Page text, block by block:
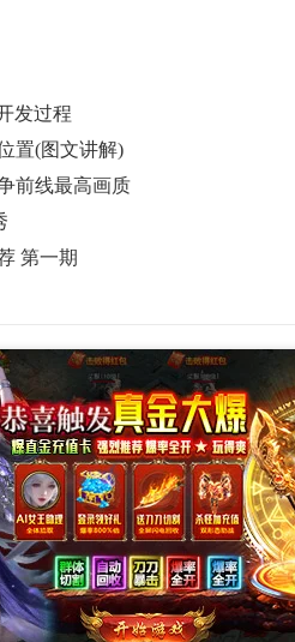
发过程
置(图文讲解)
前线最高画质
第一期